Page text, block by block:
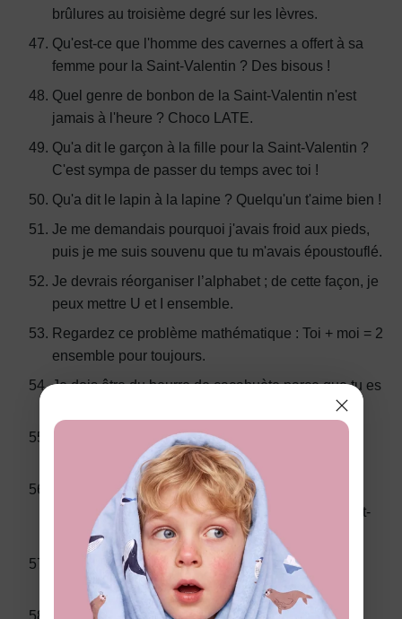
brûlures au troisième degré sur les lèvres.
Qu'est-ce que l'homme des cavernes a offert à sa
femme pour la Saint-Valentin ? Des bisous !
Quel genre de bonbon de la Saint-Valentin n'est
jamais à l'heure ? Choco LATE.
Qu'a dit le garçon à la fille pour la Saint-Valentin ?
C'est sympa de passer du temps avec toi !
Qu'a dit le lapin à la lapine ? Quelqu'un t'aime bien !
Je me demandais pourquoi j'avais froid aux pieds,
puis je me suis souvenu que tu m'avais époustouflé.
Je devrais réorganiser l’alphabet ; de cette façon, je
peux mettre U et I ensemble.
Regardez ce problème mathématique : Toi + moi = 2
ensemble pour toujours.
Je dois être du beurre de cacahuète parce que tu es
Je dois être un flocon de neige parce que je suis
tombé amoureux de toi.
Il y a de l'amour dans l'air. L'odeur du pain grillé
aussi, parce que j'ai essayé de te préparer le petit-
déjeuner au lit.
Toc, toc. Qui est là ? Petits pois. Petits pois qui ?
Petits pois, sois mon Valentin.
Toc, toc. Qui est là ? Olive. Olive qui ? Je t'aime.